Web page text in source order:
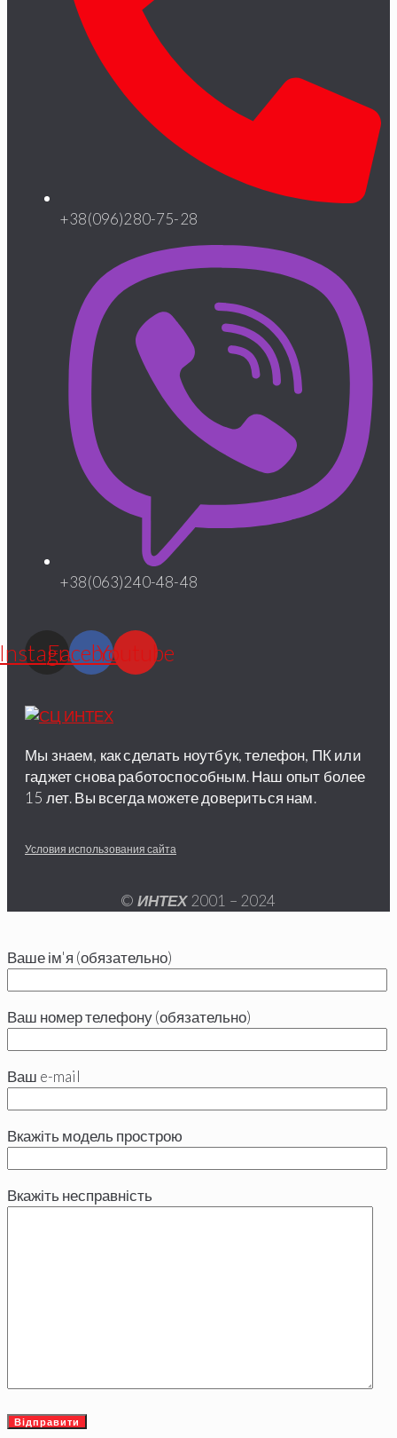
+38(096)280-75-28
+38(063)240-48-48
Instagram
FacebookYoutube
Мы знаем, как сделать ноутбук, телефон, ПК или
гаджет снова работоспособным. Наш опыт более
15 лет. Вы всегда можете довериться нам.
Условия использования сайта
© ИНТЕХ 2001 – 2024
Ваше ім'я (обязательно)
Ваш номер телефону (обязательно)
Ваш e-mail
Вкажіть модель прострою
Вкажіть несправність